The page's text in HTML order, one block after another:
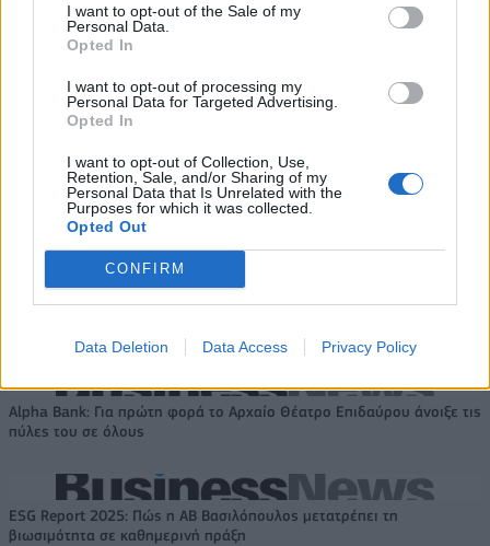
I want to opt-out of the Sale of my
Personal Data.
Opted In
I want to opt-out of processing my
Personal Data for Targeted Advertising.
Opted In
I want to opt-out of Collection, Use,
Retention, Sale, and/or Sharing of my
Personal Data that Is Unrelated with the
Purposes for which it was collected.
Opted Out
CONFIRM
Data Deletion Data Access Privacy Policy
ο τζίρος στο α' εξάμηνο, στα 4,3
δισ. ευρώ – Στα 446 εκατ. ευρώ
τα EBITDA
δισ. ευρώ ως το 2028 για την
Ενέργεια
Η συμφωνία Arval-Athlon αναδιαμορφώνει την αγορά leasing
VW: Η δύσκολη εξίσωση της
αναδιάρθρωσης
ΟΤΕ στη διεθνή σειρά δεικτών
Alpha Bank: Για πρώτη φορά το Αρχαίο Θέατρο Επιδαύρου άνοιξε τις
πύλες του σε όλους
ESG Report 2025: Πώς η ΑΒ Βασιλόπουλος μετατρέπει τη
βιωσιμότητα σε καθημερινή πράξη